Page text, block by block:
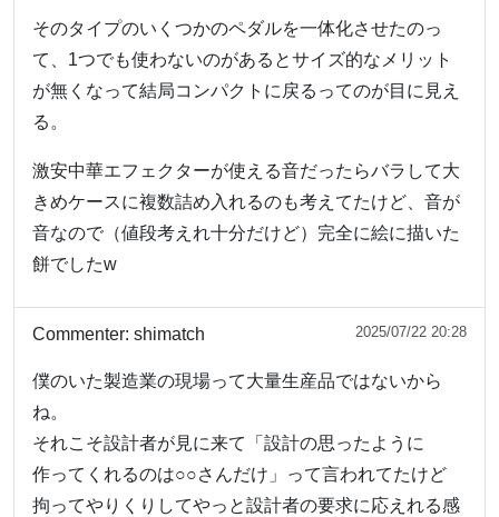
そのタイプのいくつかのペダルを一体化させたのっ
て、1つでも使わないのがあるとサイズ的なメリット
が無くなって結局コンパクトに戻るってのが目に見え
る。
激安中華エフェクターが使える音だったらバラして大
きめケースに複数詰め入れるのも考えてたけど、音が
音なので（値段考えれ十分だけど）完全に絵に描いた
餅でしたw
Commenter: shimatch 2025/07/22 20:28
僕のいた製造業の現場って大量生産品ではないから
ね。
それこそ設計者が見に来て「設計の思ったように
作ってくれるのは○○さんだけ」って言われてたけど
拘ってやりくりしてやっと設計者の要求に応えれる感